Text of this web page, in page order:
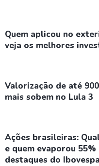
Quem aplicou no
veja os melhores
Valorização de até
mais sobem no Lula 3
Ações brasileiras:
e quem evaporou
destaques do Ibovespa